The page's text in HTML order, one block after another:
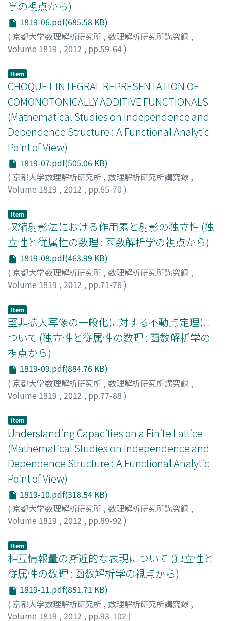
学の視点から)
1819-06.pdf(685.58 KB)
( 京都大学数理解析研究所 , 数理解析研究所講究録 ,
Volume 1819 , 2012 , pp.59-64)
Item
CHOQUET INTEGRAL REPRESENTATION OF
COMONOTONICALLY ADDITIVE FUNCTIONALS
(Mathematical Studies on Independence and
Dependence Structure : A Functional Analytic
Point of View)
1819-07.pdf(505.06 KB)
( 京都大学数理解析研究所 , 数理解析研究所講究録 ,
Volume 1819 , 2012 , pp.65-70 )
Item
収縮射影法における作用素と射影の独立性 (独
立性と従属性の数理 : 函数解析学の視点から)
1819-08.pdf(463.99 KB)
( 京都大学数理解析研究所 , 数理解析研究所講究録 ,
Volume 1819 , 2012 , pp.71-76 )
Item
堅非拡大写像の一般化に対する不動点定理に
ついて (独立性と従属性の数理 : 函数解析学の
視点から)
1819-09.pdf(884.76 KB)
( 京都大学数理解析研究所 , 数理解析研究所講究録 ,
Volume 1819 , 2012 , pp.77-88 )
Item
Understanding Capacities on a Finite Lattice
(Mathematical Studies on Independence and
Dependence Structure : A Functional Analytic
Point of View)
1819-10.pdf(318.54 KB)
( 京都大学数理解析研究所 , 数理解析研究所講究録 ,
Volume 1819 , 2012 , pp.89-92 )
Item
相互情報量の漸近的な表現について (独立性と
従属性の数理 : 函数解析学の視点から)
1819-11.pdf(851.71 KB)
( 京都大学数理解析研究所 , 数理解析研究所講究録 ,
Volume 1819 , 2012 , pp.93-102 )